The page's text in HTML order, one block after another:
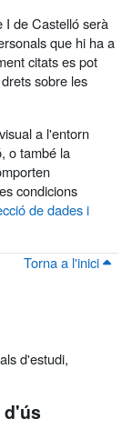
I de Castelló serà
que hi ha a
citats es pot
sobre les
a l'entorn
o també la
condicions
de dades i
Torna a l'inici
d'estudi,
d'ús